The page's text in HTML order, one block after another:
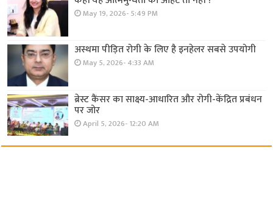
May 19, 2026- 5:49 PM
अस्थमा पीड़ित रोगी के लिए है इनहेलर सबसे उपयोगी
May 5, 2026- 4:33 AM
ब्रेस्ट कैंसर का साक्ष्य-आधारित और रोगी-केंद्रित प्रबंधन
पर जोर
April 5, 2026- 12:20 AM